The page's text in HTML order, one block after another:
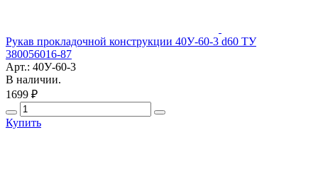
Рукав прокладочной конструкции 40У-60-3 d60 ТУ
380056016-87
Арт.: 40У-60-3
В наличии.
1699 ₽
Купить